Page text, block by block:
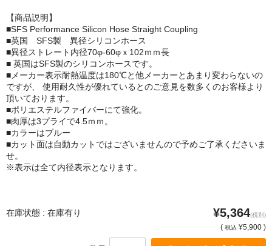
【商品説明】
■SFS Performance Silicon Hose Straight Coupling
■英国 SFS製 異径シリコンホース
■異径ストレート内径70φ-60φｘ102ｍｍ長
■ 英国はSFS製のシリコンホースです。
■メーカー表示耐熱温度は180℃と他メーカーとあまり変わらないの
ですが、 使用耐久性が優れているとのご意見を数多くのお客様より
頂いております。
■ポリエステルファイバーにて強化。
■肉厚は3プライで4.5ｍｍ。
■カラーはブルー
■カット面は自動カットではございませんので予めご了承くださいま
せ。
※表示は全て内径表示となります。
在庫状態 : 在庫有り ¥5,364(税別)
( 税込 ¥5,900 )